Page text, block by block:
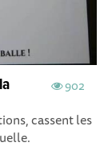
902
cassent les